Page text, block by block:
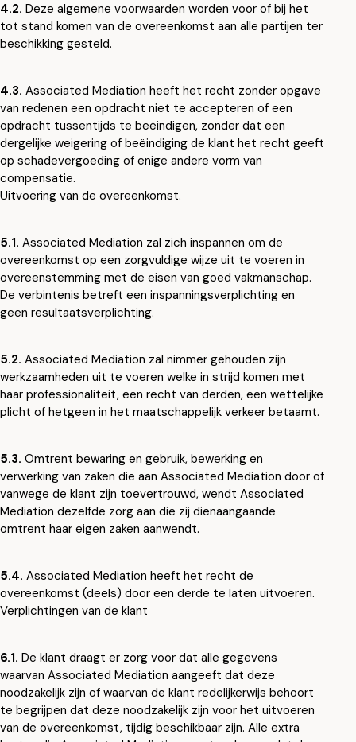
4.2. Deze algemene voorwaarden worden voor of bij het
tot stand komen van de overeenkomst aan alle partijen ter
beschikking gesteld.
4.3. Associated Mediation heeft het recht zonder opgave
van redenen een opdracht niet te accepteren of een
opdracht tussentijds te beëindigen, zonder dat een
dergelijke weigering of beëindiging de klant het recht geeft
op schadevergoeding of enige andere vorm van
compensatie.
Uitvoering van de overeenkomst.
5.1. Associated Mediation zal zich inspannen om de
overeenkomst op een zorgvuldige wijze uit te voeren in
overeenstemming met de eisen van goed vakmanschap.
De verbintenis betreft een inspanningsverplichting en
geen resultaatsverplichting.
5.2. Associated Mediation zal nimmer gehouden zijn
werkzaamheden uit te voeren welke in strijd komen met
haar professionaliteit, een recht van derden, een wettelijke
plicht of hetgeen in het maatschappelijk verkeer betaamt.
5.3. Omtrent bewaring en gebruik, bewerking en
verwerking van zaken die aan Associated Mediation door of
vanwege de klant zijn toevertrouwd, wendt Associated
Mediation dezelfde zorg aan die zij dienaangaande
omtrent haar eigen zaken aanwendt.
5.4. Associated Mediation heeft het recht de
overeenkomst (deels) door een derde te laten uitvoeren.
Verplichtingen van de klant
6.1. De klant draagt er zorg voor dat alle gegevens
waarvan Associated Mediation aangeeft dat deze
noodzakelijk zijn of waarvan de klant redelijkerwijs behoort
te begrijpen dat deze noodzakelijk zijn voor het uitvoeren
van de overeenkomst, tijdig beschikbaar zijn. Alle extra